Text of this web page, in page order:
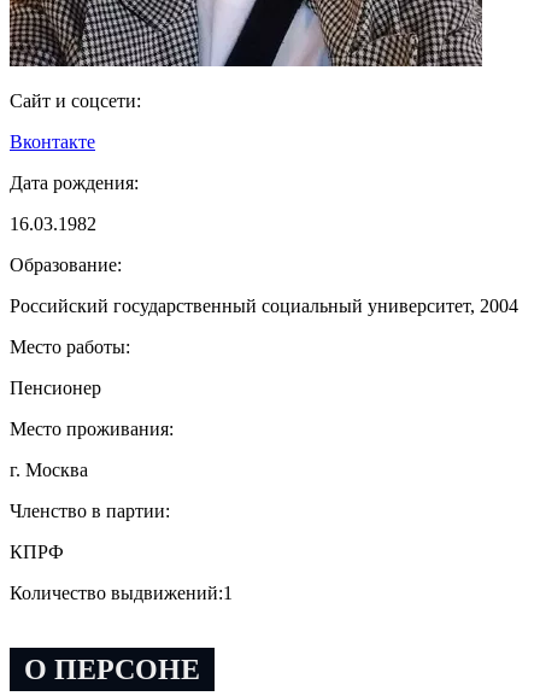
Сайт и соцсети:
Вконтакте
Дата рождения:
16.03.1982
Образование:
Российский государственный социальный университет, 2004
Место работы:
Пенсионер
Место проживания:
г. Москва
Членство в партии:
КПРФ
Количество выдвижений:1
О ПЕРСОНЕ